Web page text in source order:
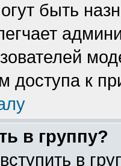
быть
доступа к
в группу?
в